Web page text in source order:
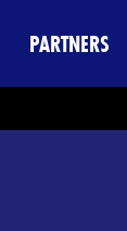
PARTNERS